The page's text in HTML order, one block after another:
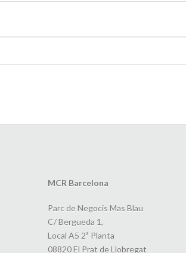
MCR Barcelona
Parc de Negocis Mas Blau
C/ Bergueda 1,
Local A5 2ª Planta
08820 El Prat de Llobregat